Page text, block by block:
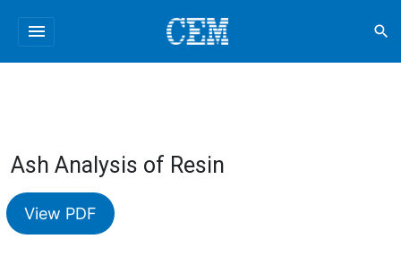
menu search
Ash Analysis of Resin
View PDF